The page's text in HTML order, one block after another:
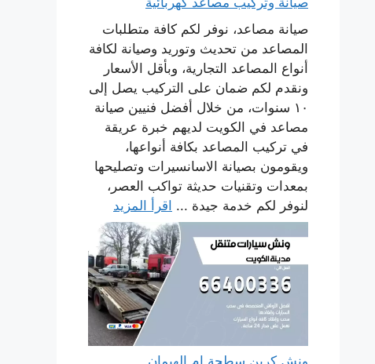
صيانة مصاعد، نوفر لكم كافة متطلبات
المصاعد من تحديث وتوريد وصيانة لكافة
أنواع المصاعد التجارية، وبأقل الأسعار
ونقدم لكم ضمان على التركيب يصل إلى
١٠ سنوات، من خلال أفضل فنيين صيانة
مصاعد في الكويت لديهم خبرة عريقة
في تركيب المصاعد بكافة أنواعها،
ويقومون بصيانة الاسانسيرات وتصليحها
بمعدات وتقنيات حديثة تواكب العصر،
لنوفر لكم خدمة جيدة ... اقرأ المزيد
ونش كرين سطحة ام الهيمان